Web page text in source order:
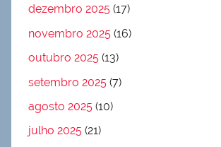
dezembro 2025 (17)
novembro 2025 (16)
outubro 2025 (13)
setembro 2025 (7)
agosto 2025 (10)
julho 2025 (21)